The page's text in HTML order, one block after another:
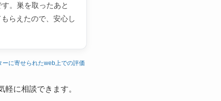
。巣を取ったあと
らえたので、安心し
ーに寄せられたweb上での評価
に相談できます。